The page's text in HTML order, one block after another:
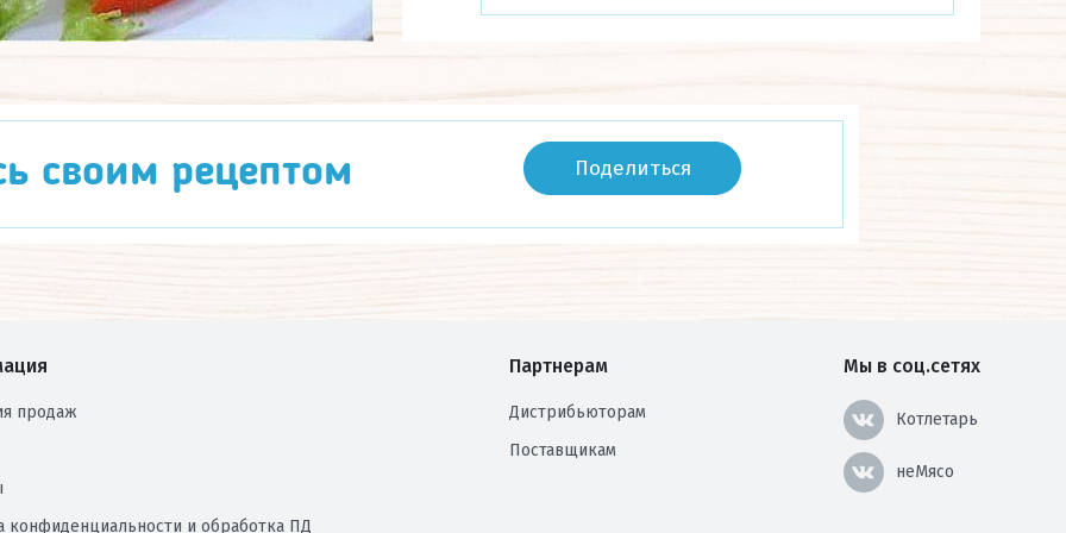
своим рецептом Поделиться
продаж
конфиденциальности и обработка ПД
Партнерам
Дистрибьюторам
Поставщикам
Мы в соц.сетях
Котлетарь
неМясо